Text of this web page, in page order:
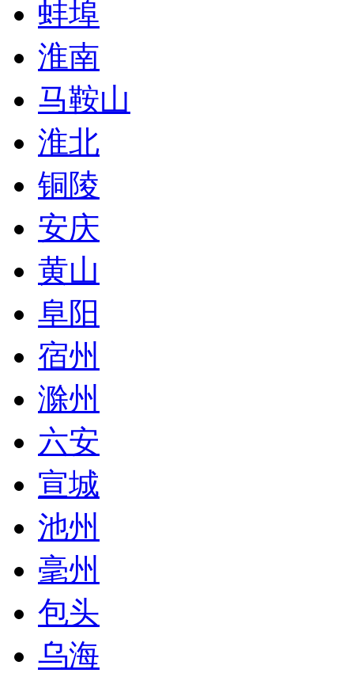
蚌埠
淮南
马鞍山
淮北
铜陵
安庆
黄山
阜阳
宿州
滁州
六安
宣城
池州
毫州
包头
乌海